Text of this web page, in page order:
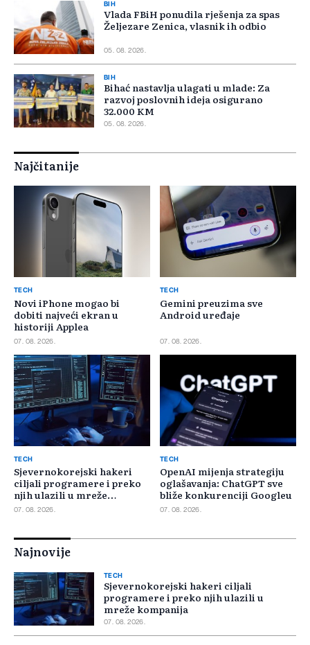
BIH
Vlada FBiH ponudila rješenja za spas
Željezare Zenica, vlasnik ih odbio
05. 08. 2026.
BIH
Bihać nastavlja ulagati u mlade: Za
razvoj poslovnih ideja osigurano
32.000 KM
05. 08. 2026.
Najčitanije
TECH
Novi iPhone mogao bi
dobiti najveći ekran u
historiji Applea
07. 08. 2026.
TECH
Gemini preuzima sve
Android uređaje
07. 08. 2026.
TECH
Sjevernokorejski hakeri
ciljali programere i preko
njih ulazili u mreže
kompanija
07. 08. 2026.
TECH
OpenAI mijenja strategiju
oglašavanja: ChatGPT sve
bliže konkurenciji Googleu
07. 08. 2026.
Najnovije
TECH
Sjevernokorejski hakeri ciljali
programere i preko njih ulazili u
mreže kompanija
07. 08. 2026.